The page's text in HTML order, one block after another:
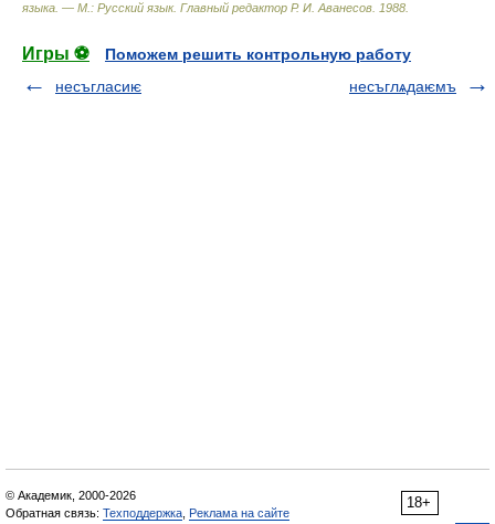
языка. — М.: Русский язык. Главный редактор Р. И. Аванесов 1988
Игры ⚽
Поможем решить контрольную работу
несъгласиѥ
несъглѧдаѥмъ
18+
© Академик, 2000-2026
Обратная связь: Техподдержка Реклама на сайте